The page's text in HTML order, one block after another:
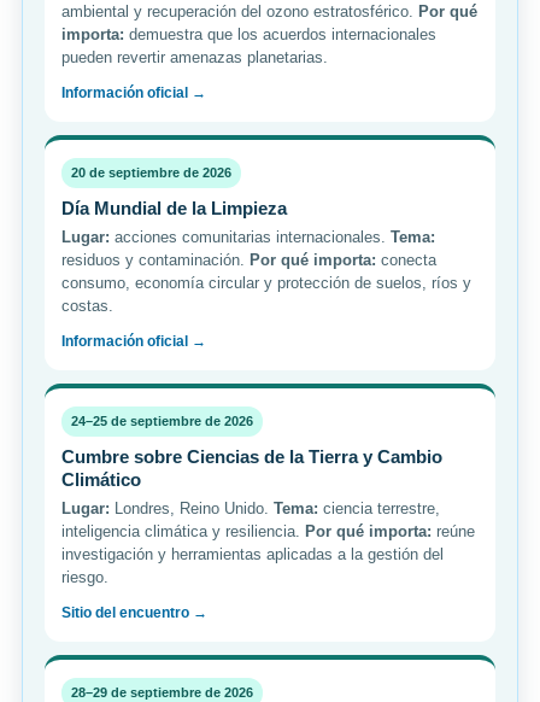
ambiental y recuperación del ozono estratosférico. Por qué
importa: demuestra que los acuerdos internacionales
pueden revertir amenazas planetarias.
Información oficial →
20 de septiembre de 2026
Día Mundial de la Limpieza
Lugar: acciones comunitarias internacionales. Tema:
residuos y contaminación. Por qué importa: conecta
consumo, economía circular y protección de suelos, ríos y
costas.
Información oficial →
24–25 de septiembre de 2026
Cumbre sobre Ciencias de la Tierra y Cambio
Climático
Lugar: Londres, Reino Unido. Tema: ciencia terrestre,
inteligencia climática y resiliencia. Por qué importa: reúne
investigación y herramientas aplicadas a la gestión del
riesgo.
Sitio del encuentro →
28–29 de septiembre de 2026